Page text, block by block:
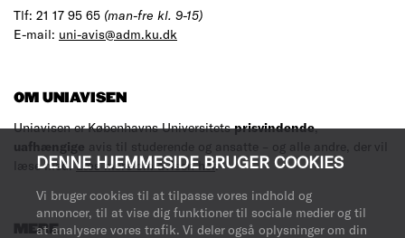
DENNE HJEMMESIDE BRUGER COOKIES
Vi bruger cookies til at tilpasse vores indhold og
annoncer, til at vise dig funktioner til sociale medier og til
at analysere vores trafik. Vi deler også oplysninger om din
Tlf: 21 17 95 65 (man-fre kl. 9-15)
E-mail: uni-avis@adm.ku.dk
OM UNIAVISEN
Uniavisen er Københavns Universitetsprisvindende,
uafhængige avis til studerende og ansatte – og alle andre, der vil
læse med.Læs mere om avisen her.
MERE